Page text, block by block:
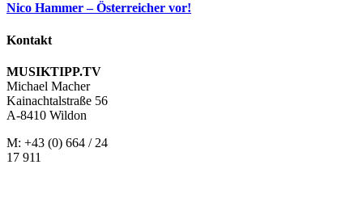
Nico Hammer – Österreicher vor!
Kontakt
MUSIKTIPP.TV
Michael Macher
Kainachtalstraße 56
A-8410 Wildon
M: +43 (0) 664 / 24
17 911